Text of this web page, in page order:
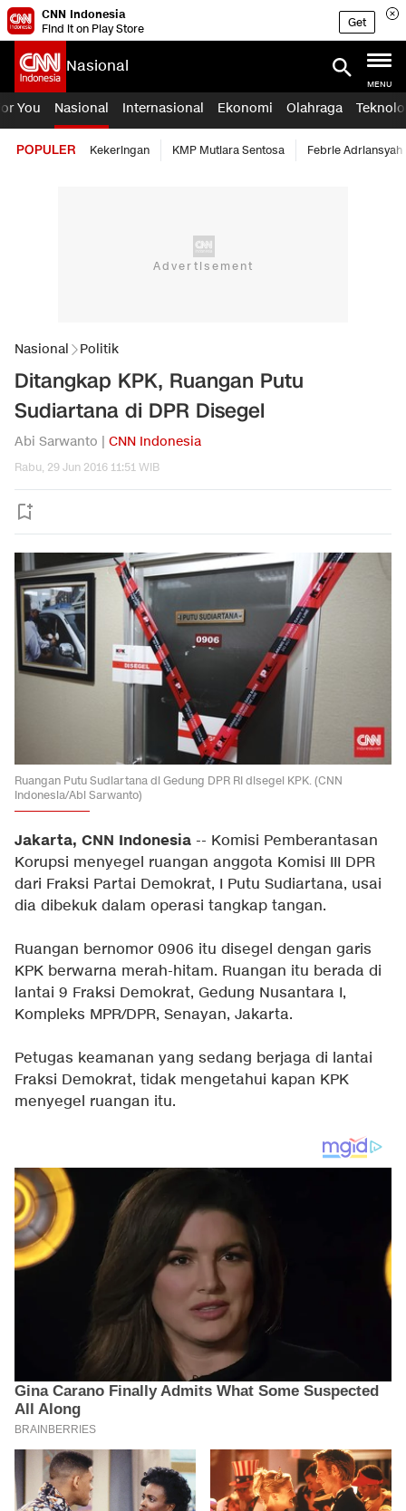
CNN Indonesia
Find it on Play Store
Get
Nasional
MENU
You Nasional Internasional Ekonomi Olahraga
POPULER Kekeringan KMP Mutiara Sentosa Febrie Adriansyah
Nasional Politik
Ditangkap KPK, Ruangan Putu
Sudiartana di DPR Disegel
Abi Sarwanto | CNN Indonesia
Rabu, 29 Jun 2016 11:51 WIB
Ruangan Putu Sudiartana di Gedung DPR RI disegel KPK. (CNN
Indonesia/Abi Sarwanto)
Jakarta, CNN Indonesia -- Komisi Pemberantasan
Korupsi menyegel ruangan anggota Komisi III DPR
dari Fraksi Partai Demokrat, I Putu Sudiartana, usai
dia dibekuk dalam operasi tangkap tangan.
Ruangan bernomor 0906 itu disegel dengan garis
KPK berwarna merah-hitam. Ruangan itu berada di
lantai 9 Fraksi Demokrat, Gedung Nusantara I,
Kompleks MPR/DPR, Senayan, Jakarta.
Petugas keamanan yang sedang berjaga di lantai
Fraksi Demokrat, tidak mengetahui kapan KPK
menyegel ruangan itu.